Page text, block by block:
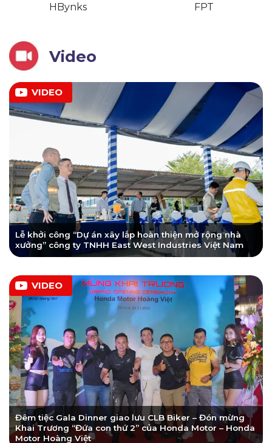
HBynks FPT
Video
VIDEO
Lễ khởi công “Dự án xây lắp hoàn thiện mở rộng nhà
xưởng” công ty TNHH East West Industries Việt Nam
VIDEO
Đêm tiệc Gala Dinner giao lưu CLB Biker – Đón mừng
Khai Trương “Đứa con thứ 2” của Honda Motor – Honda
Motor Hoàng Việt